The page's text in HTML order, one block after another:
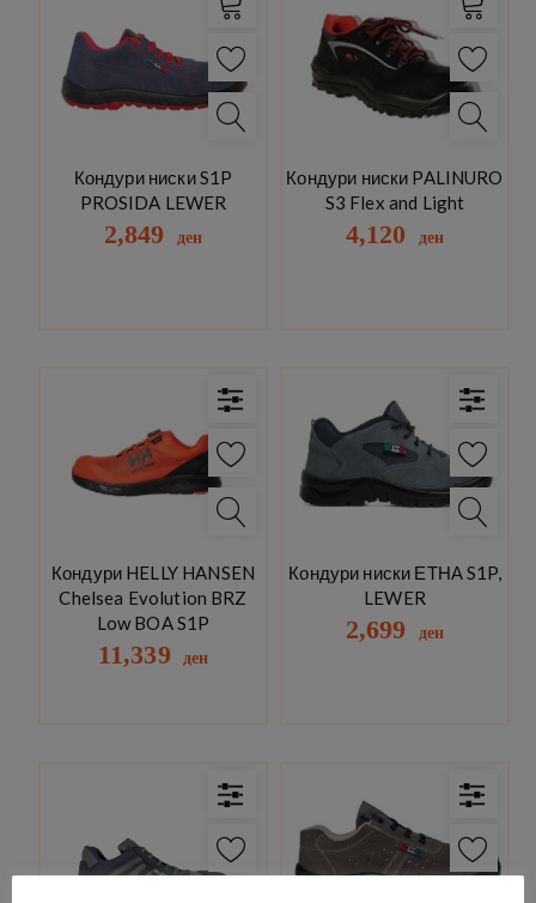
Кондури ниски S1P
PROSIDA LEWER
2,849 ден
Кондури ниски PALINURO
S3 Flex and Light
4,120 ден
Кондури HELLY HANSEN
Chelsea Evolution BRZ
Low BOA S1P
11,339 ден
Кондури ниски ЕТНА S1P,
LEWER
2,699 ден